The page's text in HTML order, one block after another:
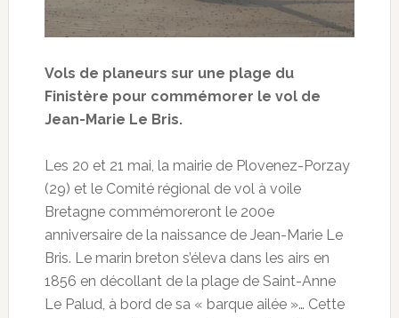
Vols de planeurs sur une plage du
Finistère pour commémorer le vol de
Jean-Marie Le Bris.
Les 20 et 21 mai, la mairie de Plovenez-Porzay
(29) et le Comité régional de vol à voile
Bretagne commémoreront le 200e
anniversaire de la naissance de Jean-Marie Le
Bris. Le marin breton s’éleva dans les airs en
1856 en décollant de la plage de Saint-Anne
Le Palud, à bord de sa « barque ailée »… Cette